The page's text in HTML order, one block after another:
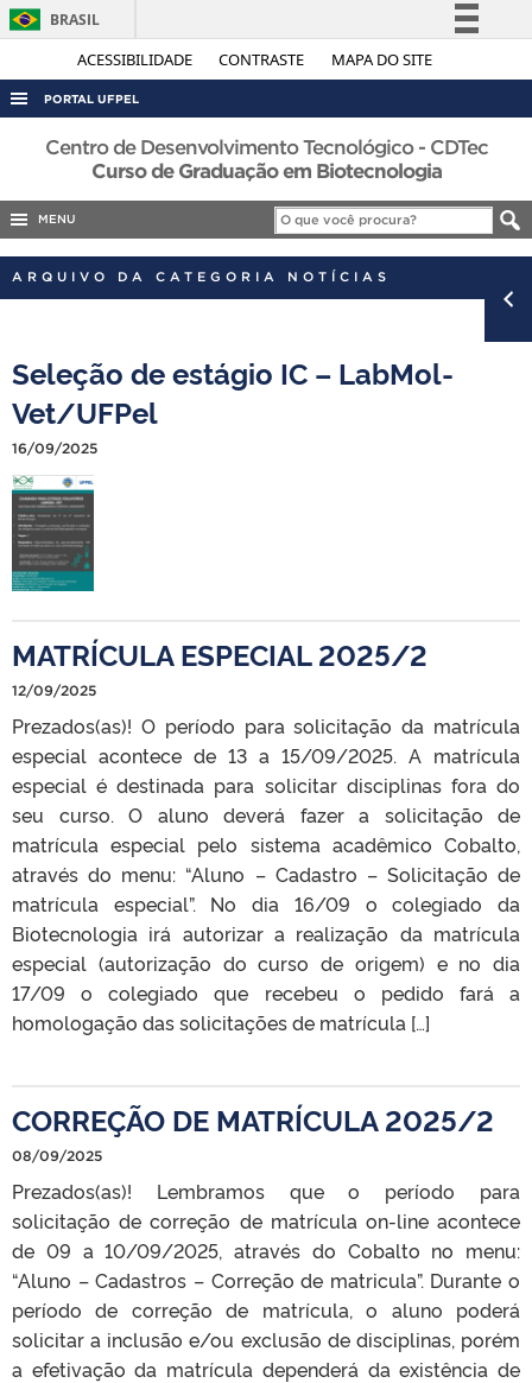
ACESSIBILIDADE CONTRASTE MAPA DO SITE
BRASIL
Simplifique!
Acesso à informação
Legislação
Canais
PORTAL UFPEL
ACESSO À INFORMAÇÃO
AUDITORIA
COBALTO
CONCURSOS
EDITAIS
OUVIDORIA
PORTARIAS
Centro de Desenvolvimento Tecnológico - CDTec
Curso de Graduação em Biotecnologia
MENU
ARQUIVO DA CATEGORIA NOTÍCIAS
Seleção de estágio IC – LabMol-
Vet/UFPel
16/09/2025
MATRÍCULA ESPECIAL 2025/2
12/09/2025
Prezados(as)! O período para solicitação da matrícula
especial acontece de 13 a 15/09/2025. A matrícula
especial é destinada para solicitar disciplinas fora do
seu curso. O aluno deverá fazer a solicitação de
matrícula especial pelo sistema acadêmico Cobalto,
através do menu: “Aluno – Cadastro – Solicitação de
matrícula especial”. No dia 16/09 o colegiado da
Biotecnologia irá autorizar a realização da matrícula
especial (autorização do curso de origem) e no dia
17/09 o colegiado que recebeu o pedido fará a
homologação das solicitações de matrícula […]
CORREÇÃO DE MATRÍCULA 2025/2
08/09/2025
Prezados(as)! Lembramos que o período para
solicitação de correção de matrícula on-line acontece
de 09 a 10/09/2025, através do Cobalto no menu:
“Aluno – Cadastros – Correção de matricula”. Durante o
período de correção de matrícula, o aluno poderá
solicitar a inclusão e/ou exclusão de disciplinas, porém
a efetivação da matrícula dependerá da existência de